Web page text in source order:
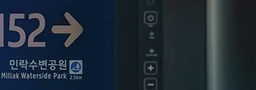
管等級
醫管等級強固型平板電腦
管等級工業電腦
醫管等級顯示器
船舶等級嵌入